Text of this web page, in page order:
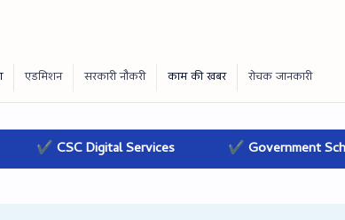
✔ CSC Digital Services ✔ Government Schemes